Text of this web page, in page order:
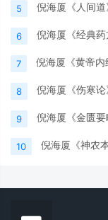
5 倪海厦《人间
6 倪海厦《经典
7 倪海厦《黄帝
8 倪海厦《伤寒
9 倪海厦《金匮
10 倪海厦《神农